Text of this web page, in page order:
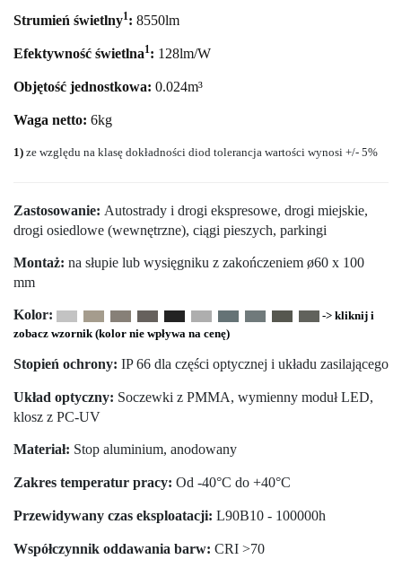
Strumień świetlny1 : 8550lm
Efektywność świetlna1 : 128lm/W
Objętość jednostkowa: 0.024m³
Waga netto: 6kg
1) ze względu na klasę dokładności diod tolerancja wartości wynosi +/- 5%
Zastosowanie: Autostrady i drogi ekspresowe, drogi miejskie,
drogi osiedlowe (wewnętrzne), ciągi pieszych, parkingi
Montaż: na słupie lub wysięgniku z zakończeniem ø60 x 100
mm
Kolor:
-> kliknij i
zobacz wzornik (kolor nie wpływa na cenę)
Stopień ochrony: IP 66 dla części optycznej i układu zasilającego
Układ optyczny: Soczewki z PMMA, wymienny moduł LED,
klosz z PC-UV
Materiał: Stop aluminium, anodowany
Zakres temperatur pracy: Od -40°C do +40°C
Przewidywany czas eksploatacji: L90B10 - 100000h
Współczynnik oddawania barw: CRI >70